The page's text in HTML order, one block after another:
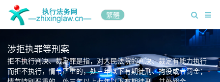
繁體
涉拒执罪等刑案
拒不执行判决、裁定罪是指，对人民法院的判决、裁定有能力执行
而拒不执行，情节严重的，处三年以下有期徒刑、拘役或者罚金；